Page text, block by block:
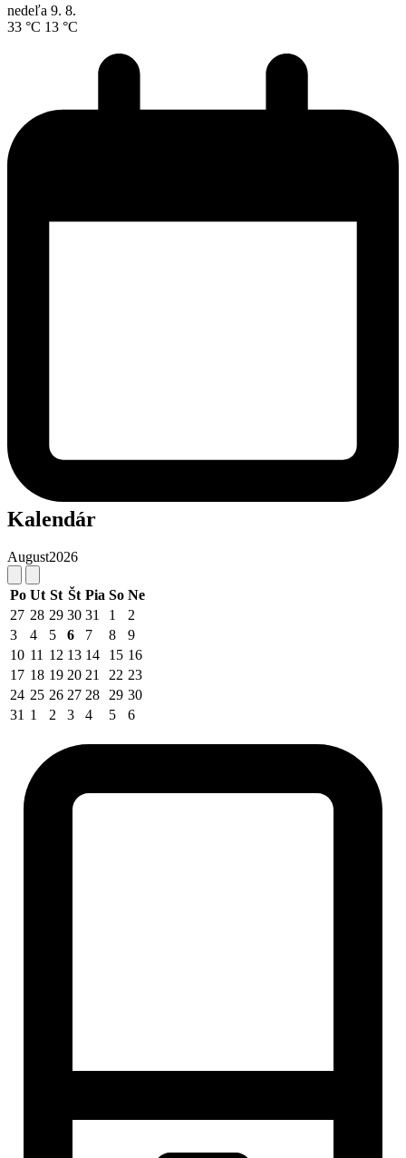
nedeľa 9. 8.
33 °C 13 °C
Kalendár
August2026
Po Ut St Št Pia So Ne
27 28 29 30 31 1
2
3
4 5 6 7 8
9
10 11 12 13 14 15 16
17 18 19 20 21 22 23
24 25 26 27 28 29 30
31 1 2 3 4 5 6